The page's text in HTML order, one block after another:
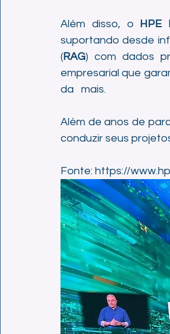
Além disso, o HPE
suportando desde
(RAG) com dados
empresarial que
da   mais.
Além de anos de
conduzir seus
Fonte: https://